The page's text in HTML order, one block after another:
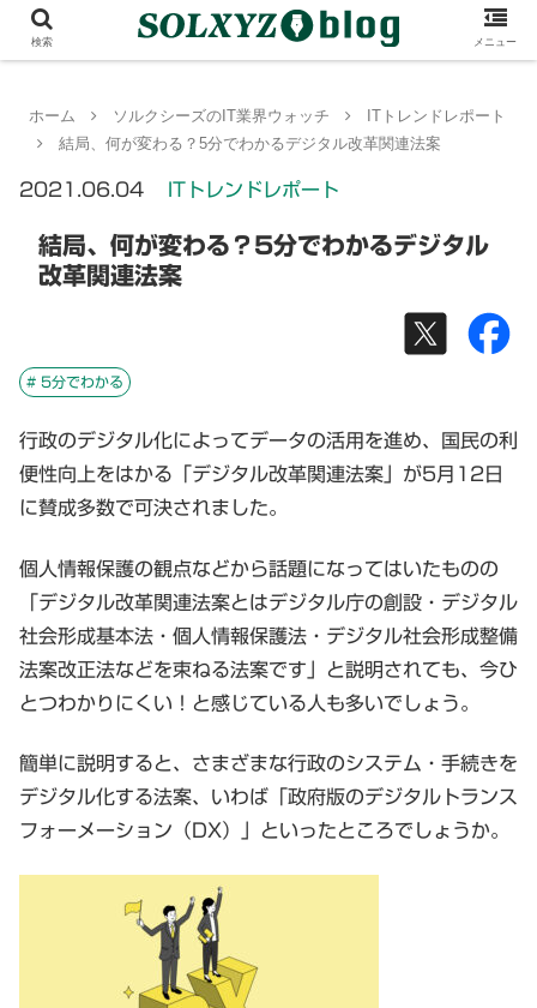
ホーム ソルクシーズのIT業界ウォッチ
ITトレンドレポート
結局、何が変わる？5分でわかるデジタル改革関連法案
2021.06.04 ITトレンドレポート
結局、何が変わる？5分でわかるデジタル
改革関連法案
# 5分でわかる
行政のデジタル化によってデータの活用を進め、国民の利
便性向上をはかる「デジタル改革関連法案」が5月12日
に賛成多数で可決されました。
個人情報保護の観点などから話題になってはいたものの
「デジタル改革関連法案とはデジタル庁の創設・デジタル
社会形成基本法・個人情報保護法・デジタル社会形成整備
法案改正法などを束ねる法案です」と説明されても、今ひ
とつわかりにくい！と感じている人も多いでしょう。
簡単に説明すると、さまざまな行政のシステム・手続きを
デジタル化する法案、いわば「政府版のデジタルトランス
フォーメーション（DX）」といったところでしょうか。
検索 メニュー